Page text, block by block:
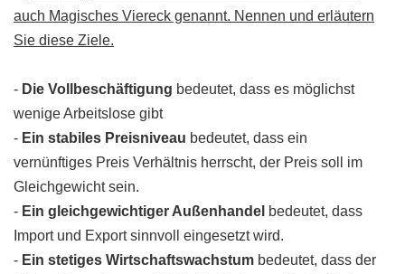
auch Magisches Viereck genannt. Nennen und erläutern
Sie diese Ziele.
- Die Vollbeschäftigung bedeutet, dass es möglichst
wenige Arbeitslose gibt
- Ein stabiles Preisniveau bedeutet, dass ein
vernünftiges Preis Verhältnis herrscht, der Preis soll im
Gleichgewicht sein.
- Ein gleichgewichtiger Außenhandel bedeutet, dass
Import und Export sinnvoll eingesetzt wird.
- Ein stetiges Wirtschaftswachstum bedeutet, dass der